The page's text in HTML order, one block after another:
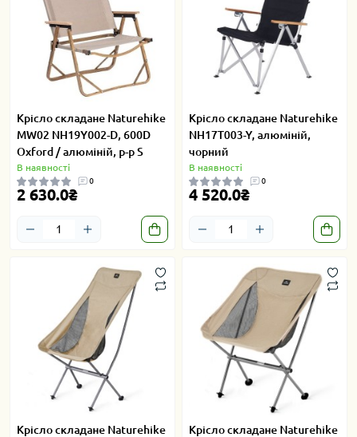
Крісло складане Naturehike
MW02 NH19Y002-D, 600D
Oxford / алюміній, р-р S
В наявності
0
2 630.0₴
Крісло складане Naturehike
NH17T003-Y, алюміній,
чорний
В наявності
0
4 520.0₴
Крісло складане Naturehike
Крісло складане Naturehike